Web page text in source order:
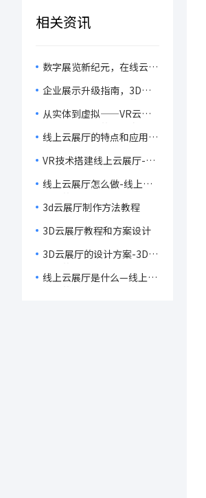
相关资讯
数字展览新纪元，在线云展
企业展示升级指南，3D云
体验？
从实体到虚拟——VR云展厅
引领展览行业的未来发展方
向
线上云展厅的特点和应用范
VR技术搭建线上云展厅-线
线上云展厅怎么做-线上云
3d云展厅制作方法教程
3D云展厅教程和方案设计
3D云展厅的设计方案-3D云
线上云展厅是什么—线上云